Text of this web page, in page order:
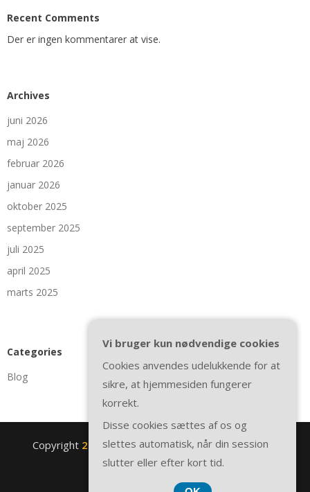
Recent Comments
Der er ingen kommentarer at vise.
Archives
juni 2026
maj 2026
februar 2026
januar 2026
oktober 2025
september 2025
juli 2025
april 2025
marts 2025
Categories
Blog
Copyright 2nite.se. All rights reserved.| Theme by
SuperbThemes
Vi bruger kun nødvendige cookies
Cookies anvendes udelukkende for at
sikre, at hjemmesiden fungerer
korrekt.
Disse cookies sættes af os og
slettes automatisk, når din session
slutter eller efter kort tid.